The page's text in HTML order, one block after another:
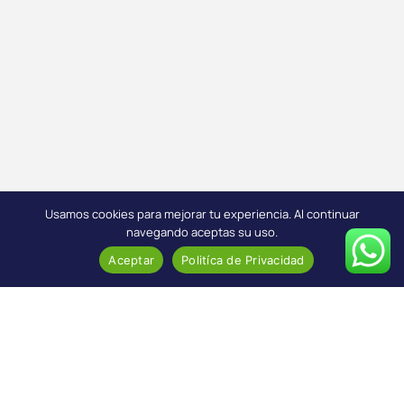
Usamos cookies para mejorar tu experiencia. Al continuar
navegando aceptas su uso.
Aceptar Politíca de Privacidad